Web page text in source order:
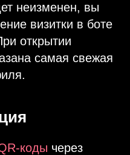
неизменен, вы
визитки в боте
открытии
самая свежая
коды через